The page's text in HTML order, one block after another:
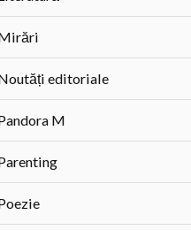
editoriale
M